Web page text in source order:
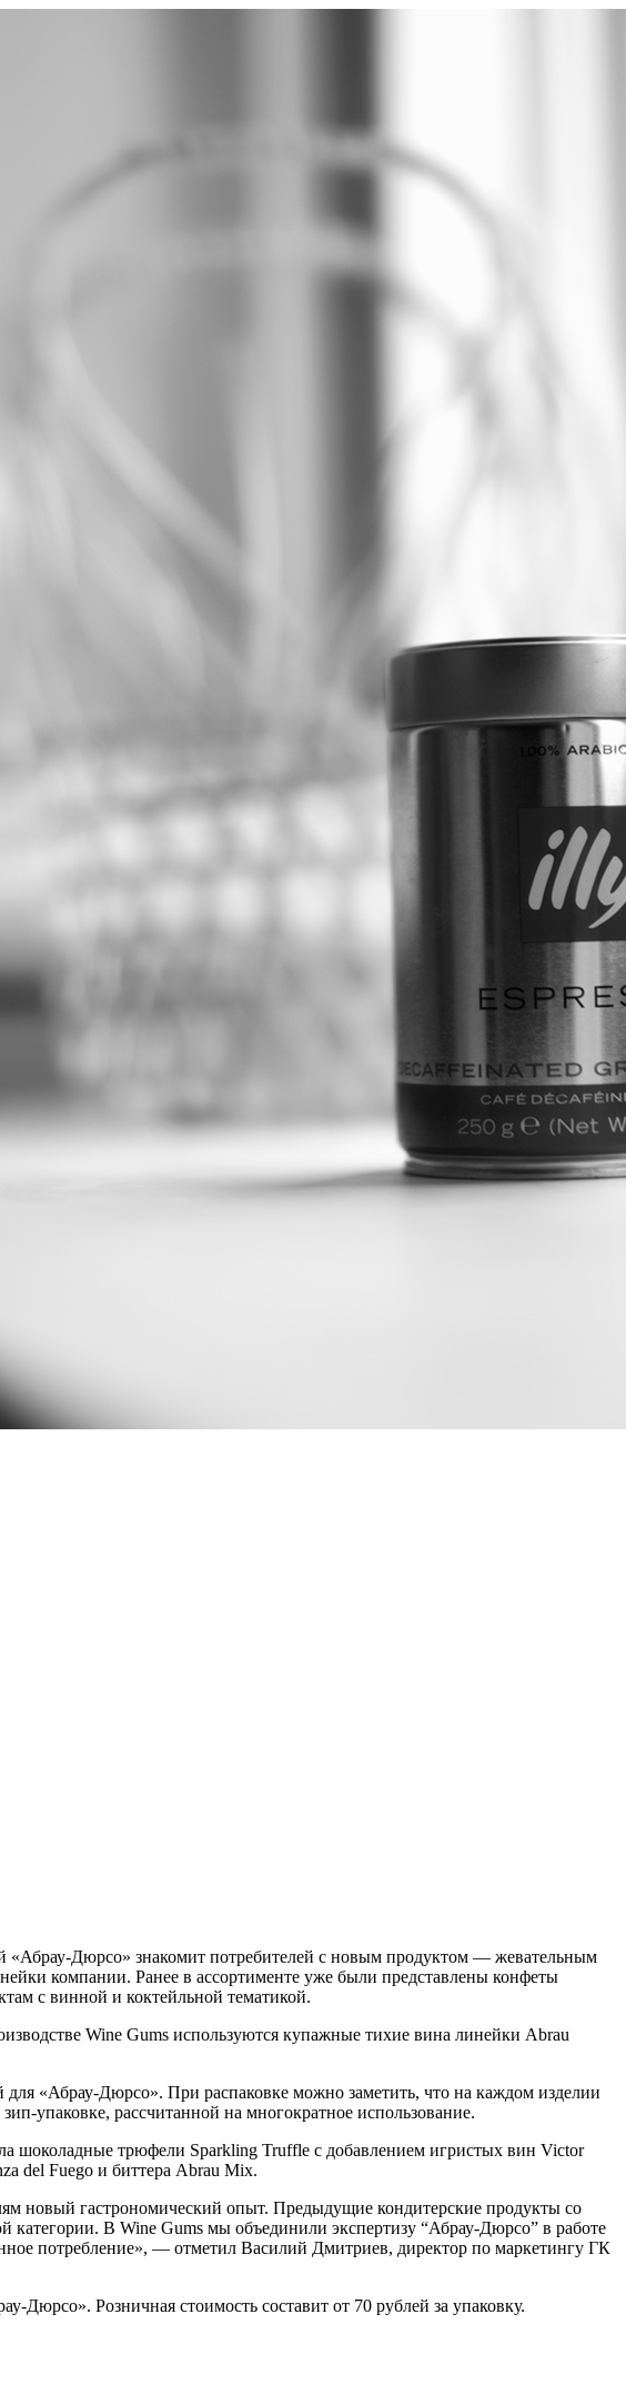
«Абрау-Дюрсо» знакомит потребителей с новым продуктом — жевательным
компании. Ранее в ассортименте уже были представлены конфеты
с винной и коктейльной тематикой.
Wine Gums используются купажные тихие вина линейки Abrau
«Абрау-Дюрсо». При распаковке можно заметить, что на каждом изделии
упаковке, рассчитанной на многократное использование.
шоколадные трюфели Sparkling Truffle с добавлением игристых вин Victor
del Fuego и биттера Abrau Mix.
новый гастрономический опыт. Предыдущие кондитерские продукты со
В Wine Gums мы объединили экспертизу “Абрау-Дюрсо” в работе
потребление», — отметил Василий Дмитриев, директор по маркетингу ГК
Дюрсо». Розничная стоимость составит от 70 рублей за упаковку.